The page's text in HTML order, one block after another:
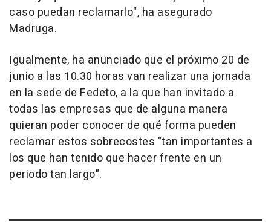
caso puedan reclamarlo", ha asegurado
Madruga.
Igualmente, ha anunciado que el próximo 20 de
junio a las 10.30 horas van realizar una jornada
en la sede de Fedeto, a la que han invitado a
todas las empresas que de alguna manera
quieran poder conocer de qué forma pueden
reclamar estos sobrecostes "tan importantes a
los que han tenido que hacer frente en un
periodo tan largo".